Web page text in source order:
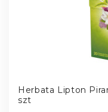
Herbata Lipton
szt